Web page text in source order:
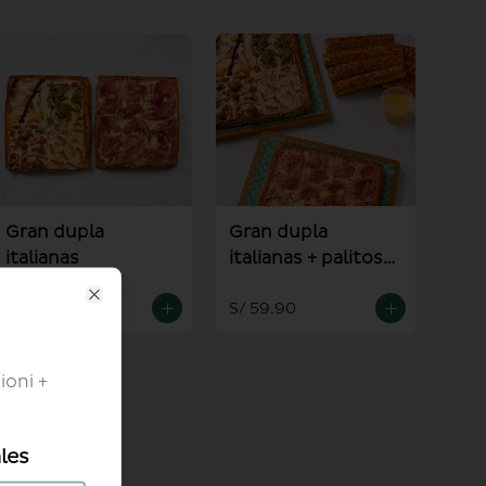
Gran dupla
italianas
Gran dupla
italianas + palitos +
S/ 59.90
+